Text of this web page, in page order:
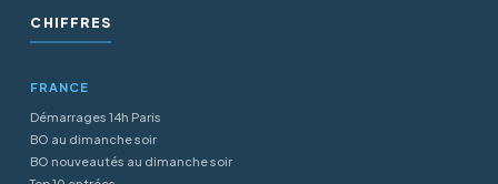
CHIFFRES
FRANCE
Démarrages 14h Paris
BO au dimanche soir
BO nouveautés au dimanche soir